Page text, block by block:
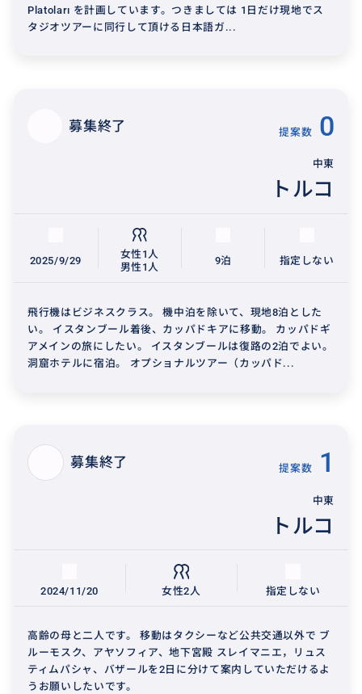
Platoları を計画しています。つきましては 1日だけ現地でス
タジオツアーに同行して頂ける日本語ガ...
募集終了 提案数 0
中東
トルコ
2025/9/29
女性1人
男性1人
9泊 指定しない
飛行機はビジネスクラス。 機中泊を除いて、現地8泊とした
い。 イスタンブール着後、カッパドキアに移動。 カッパドギ
アメインの旅にしたい。 イスタンブールは復路の2泊でよい。
洞窟ホテルに宿泊。 オプショナルツアー（カッパド...
募集終了 提案数 1
中東
トルコ
2024/11/20 女性2人 指定しない
高齢の母と二人です。 移動はタクシーなど公共交通以外で ブ
ルーモスク、アヤソフィア、地下宮殿 スレイマニエ，リュス
ティムパシャ、バザールを2日に分けて案内していただけるよ
うお願いしたいです。